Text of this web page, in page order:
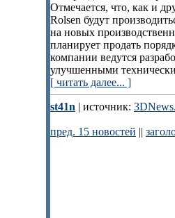
Отмечается, что, как и
Rolsen будут
на новых
планирует продать
компании ведутся
улучшенными
[ читать далее... ]
st41n | источник:
пред. 15 новостей ||